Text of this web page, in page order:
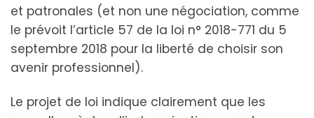
et patronales (et non une négociation, comme
le prévoit l’article 57 de la loi n° 2018-771 du 5
septembre 2018 pour la liberté de choisir son
avenir professionnel).
Le projet de loi indique clairement que les